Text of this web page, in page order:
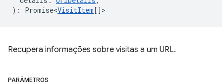
) : Promise<VisitItem[] >
Recupera informações sobre visitas a um URL.
PARÂMETROS